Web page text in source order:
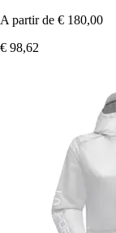
A partir de € 180,00
€ 98,62